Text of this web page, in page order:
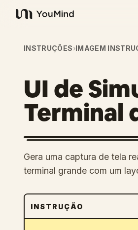
YouMind
INSTRUÇÕES›IMAGEM
UI de
Terminal
Gera uma captura de tela
terminal grande com um
INSTRUÇÃO